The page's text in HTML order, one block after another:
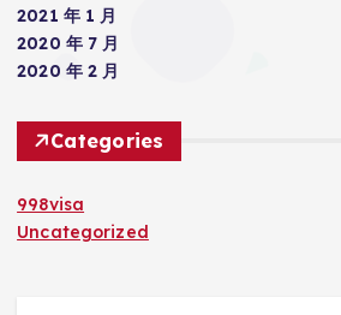
2021 年 1 月
2020 年 7 月
2020 年 2 月
Categories
998visa
Uncategorized